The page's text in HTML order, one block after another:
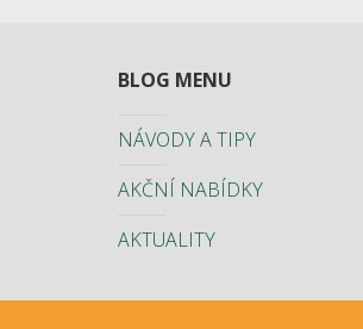
BLOG MENU
NÁVODY A TIPY
AKČNÍ NABÍDKY
AKTUALITY